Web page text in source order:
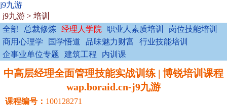
j9九游
j9九游 > 培训
全部
总裁修炼 经理人学院 职业人素质培训
岗位技能培训
商用心理学
国学悟道 品味魅力财富
行业技能培训
企事业单位专题
建筑工程 内训课
中高层经理全面管理技能实战训练 | 博锐培训课程
wap.boraid.cn-j9九游
课程编号： 100128271